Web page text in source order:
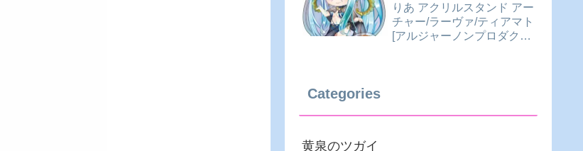
りあ アクリルスタンド アー
チャー/ラーヴァ/ティアマト
[アルジャーノンプロダクト]
Categories
黄泉のツガイ